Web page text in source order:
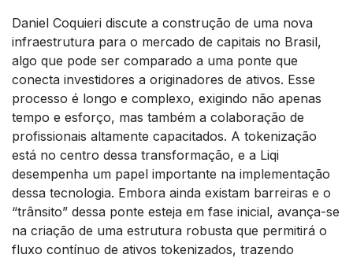
Daniel Coquieri discute a construção de uma nova
infraestrutura para o mercado de capitais no Brasil,
algo que pode ser comparado a uma ponte que
conecta investidores a originadores de ativos. Esse
processo é longo e complexo, exigindo não apenas
tempo e esforço, mas também a colaboração de
profissionais altamente capacitados. A tokenização
está no centro dessa transformação, e a Liqi
desempenha um papel importante na implementação
dessa tecnologia. Embora ainda existam barreiras e o
“trânsito” dessa ponte esteja em fase inicial, avança-se
na criação de uma estrutura robusta que permitirá o
fluxo contínuo de ativos tokenizados, trazendo